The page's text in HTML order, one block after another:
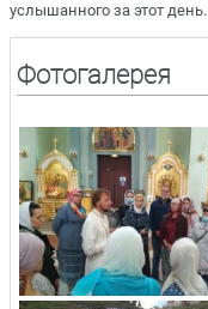
услышанного за этот день.
Фотогалерея